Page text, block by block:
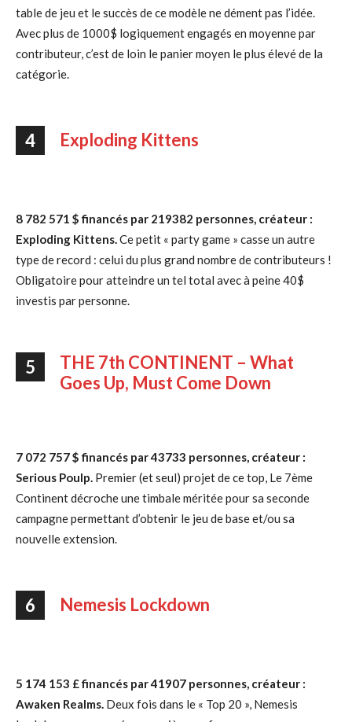
table de jeu et le succès de ce modèle ne dément pas l’idée.
Avec plus de 1000$ logiquement engagés en moyenne par
contributeur, c’est de loin le panier moyen le plus élevé de la
catégorie.
4 Exploding Kittens
8 782 571 $ financés par 219382 personnes, créateur :
Exploding Kittens. Ce petit « party game » casse un autre
type de record : celui du plus grand nombre de contributeurs !
Obligatoire pour atteindre un tel total avec à peine 40$
investis par personne.
5
THE 7th CONTINENT – What
Goes Up, Must Come Down
7 072 757 $ financés par 43733 personnes, créateur :
Serious Poulp. Premier (et seul) projet de ce top, Le 7ème
Continent décroche une timbale méritée pour sa seconde
campagne permettant d’obtenir le jeu de base et/ou sa
nouvelle extension.
6 Nemesis Lockdown
5 174 153 £ financés par 41907 personnes, créateur :
Awaken Realms. Deux fois dans le « Top 20 », Nemesis